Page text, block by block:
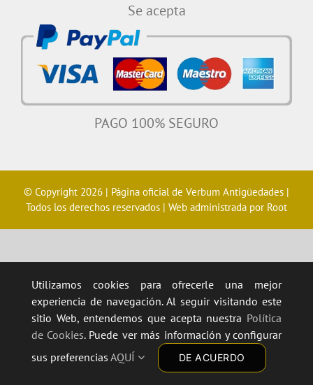
Se acepta
PAGO 100% SEGURO
© Copyright 2026 | Página oficial de Verbum Antigüedades |
Todos los derechos reservados | Web administrada por Root
Utilizamos cookies para ofrecerle una mejor
experiencia de navegación. Al seguir visitando este
sitio Web, entendemos que acepta nuestra Política
de Cookies. Puede ver más información y configurar
sus preferencias AQUÍ DE ACUERDO